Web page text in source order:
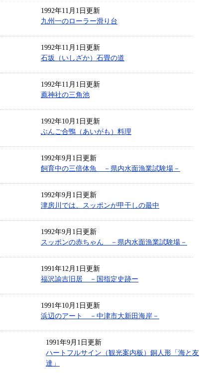
1992年11月1日更新
九州一のローラー滑り台
1992年11月1日更新
石坂（いしざか）石畳の道
1992年11月1日更新
薦神社の三角池
1992年10月1日更新
ぶんご合鴨（あいがも）料理
1992年9月1日更新
飼育中の三倍体魚 －県内水面漁業試験場－
1992年9月1日更新
津房川では、スッポンが甲干しの最中
1992年9月1日更新
スッポンの赤ちゃん －県内水面漁業試験場－
1991年12月1日更新
福沢諭吉旧居 －国指定史跡ー
1991年10月1日更新
浜辺のアート －中津市大新田海岸－
1991年9月1日更新
ハートフルサイン（観光案内板）銅人形「海と友
達」